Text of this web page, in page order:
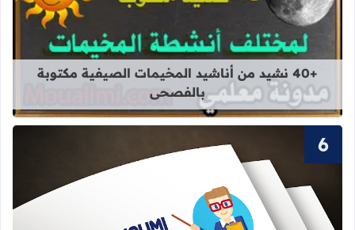
قراءة المزيد عن +40 نشيد من أناشيد المخيمات الصيفية مكتوبة بالفصحى
+40 نشيد من أناشيد المخيمات الصيفية مكتوبة
بالفصحى